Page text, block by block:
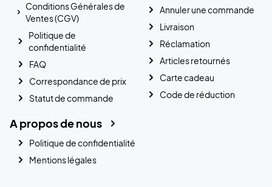
Conditions Générales de
Ventes (CGV)
Politique de
confidentialité
FAQ
Correspondance de prix
Statut de commande
Annuler une commande
Livraison
Réclamation
Articles retournés
Carte cadeau
Code de réduction
A propos de nous
Politique de confidentialité
Mentions légales